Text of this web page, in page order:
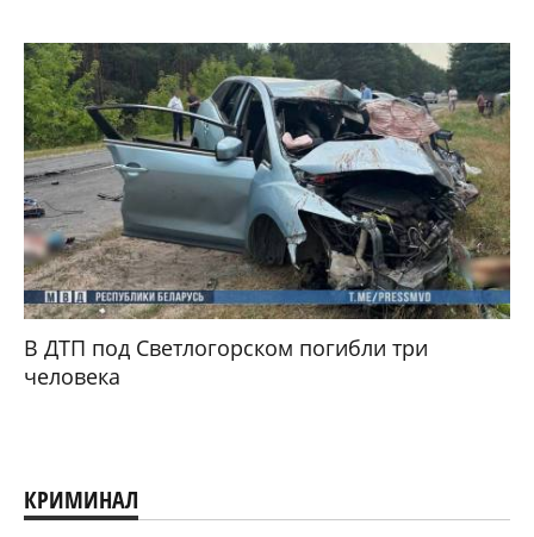
В ДТП под Светлогорском погибли три
человека
КРИМИНАЛ